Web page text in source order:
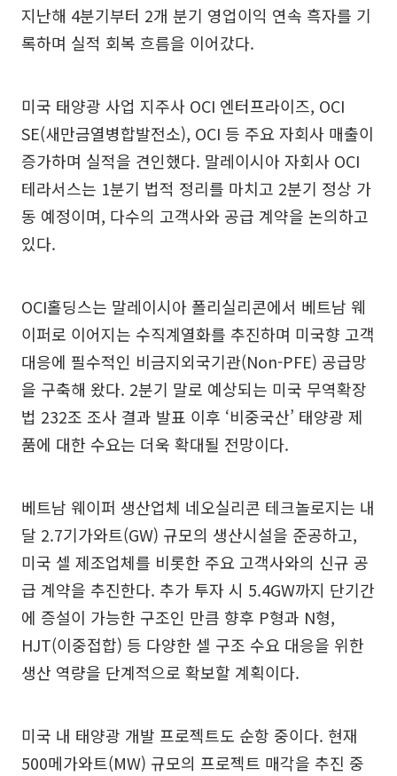
지난해 4분기부터 2개 분기 영업이익 연속 흑자를 기
록하며 실적 회복 흐름을 이어갔다.
미국 태양광 사업 지주사 OCI 엔터프라이즈, OCI
SE(새만금열병합발전소), OCI 등 주요 자회사 매출이
증가하며 실적을 견인했다. 말레이시아 자회사 OCI
테라서스는 1분기 법적 정리를 마치고 2분기 정상 가
동 예정이며, 다수의 고객사와 공급 계약을 논의하고
있다.
OCI홀딩스는 말레이시아 폴리실리콘에서 베트남 웨
이퍼로 이어지는 수직계열화를 추진하며 미국향 고객
대응에 필수적인 비금지외국기관(Non-PFE) 공급망
을 구축해 왔다. 2분기 말로 예상되는 미국 무역확장
법 232조 조사 결과 발표 이후 ‘비중국산’ 태양광 제
품에 대한 수요는 더욱 확대될 전망이다.
베트남 웨이퍼 생산업체 네오실리콘 테크놀로지는 내
달 2.7기가와트(GW) 규모의 생산시설을 준공하고,
미국 셀 제조업체를 비롯한 주요 고객사와의 신규 공
급 계약을 추진한다. 추가 투자 시 5.4GW까지 단기간
에 증설이 가능한 구조인 만큼 향후 P형과 N형,
HJT(이중접합) 등 다양한 셀 구조 수요 대응을 위한
생산 역량을 단계적으로 확보할 계획이다.
미국 내 태양광 개발 프로젝트도 순항 중이다. 현재
500메가와트(MW) 규모의 프로젝트 매각을 추진 중